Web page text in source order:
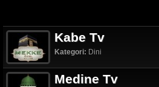
Kabe Tv
Kategori: Dini
Medine Tv